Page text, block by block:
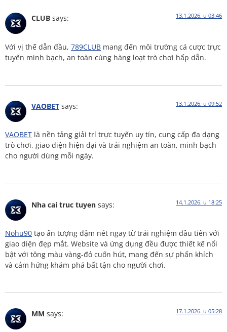
CLUB says: 13.1.2026. u 03:46
Với vị thế dẫn đầu, 789CLUB mang đến môi trường cá cược trực
tuyến minh bạch, an toàn cùng hàng loạt trò chơi hấp dẫn.
VAOBET says: 13.1.2026. u 09:52
VAOBET là nền tảng giải trí trực tuyến uy tín, cung cấp đa dạng
trò chơi, giao diện hiện đại và trải nghiệm an toàn, minh bạch
cho người dùng mỗi ngày.
Nha cai truc tuyen says: 14.1.2026. u 18:25
Nohu90 tạo ấn tượng đậm nét ngay từ trải nghiệm đầu tiên với
giao diện đẹp mắt. Website và ứng dụng đều được thiết kế nổi
bật với tông màu vàng-đỏ cuốn hút, mang đến sự phấn khích
và cảm hứng khám phá bất tận cho người chơi.
MM says: 17.1.2026. u 05:28